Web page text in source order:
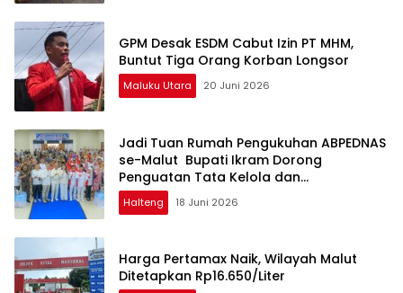
GPM Desak ESDM Cabut Izin PT MHM,
Buntut Tiga Orang Korban Longsor
Maluku Utara 20 Juni 2026
Jadi Tuan Rumah Pengukuhan ABPEDNAS
se-Malut Bupati Ikram Dorong
Penguatan Tata Kelola dan
Pengawasan Desa
Halteng 18 Juni 2026
Harga Pertamax Naik, Wilayah Malut
Ditetapkan Rp16.650/Liter